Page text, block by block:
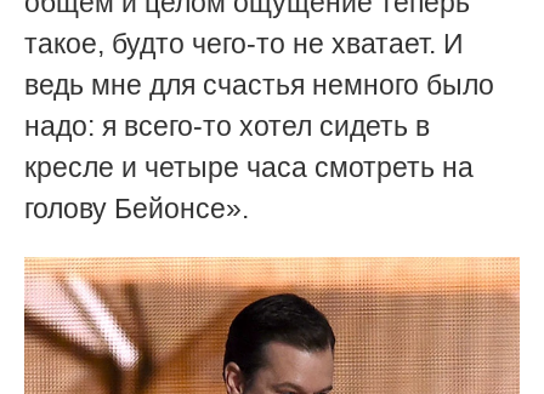
такое, будто чего-то не хватает. И
ведь мне для счастья немного было
надо: я всего-то хотел сидеть в
кресле и четыре часа смотреть на
голову Бейонсе».